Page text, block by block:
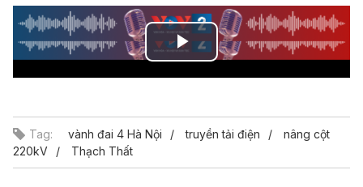
Play
Tag: vành đai 4 Hà Nội truyền tải điện
nâng cột
220kV
Thạch Thất